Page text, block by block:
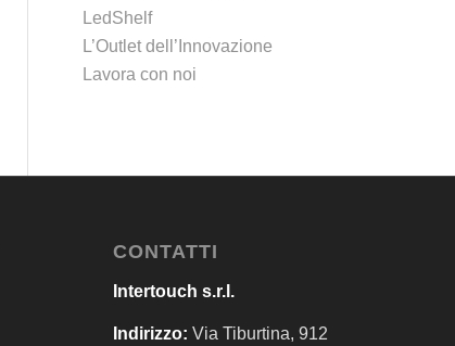
LedShelf
L’Outlet dell’Innovazione
Lavora con noi
CONTATTI
Intertouch s.r.l.
Indirizzo: Via Tiburtina, 912